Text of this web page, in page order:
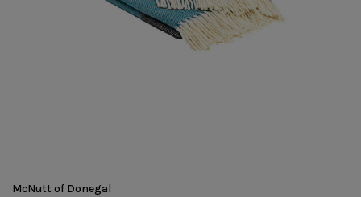
McNutt of Donegal